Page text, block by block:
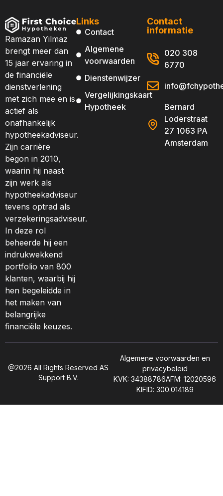
Ramazan Yilmaz
brengt meer dan
15 jaar ervaring in
de financiële
dienstverlening
met zich mee en is
actief als
onafhankelijk
hypotheekadviseur.
Zijn carrière
begon in 2010,
waarin hij naast
zijn werk als
hypotheekadviseur
tevens optrad als
verzekeringsadviseur.
In deze rol
beheerde hij een
indrukwekkend
portfolio van 800
klanten, waarbij hij
hen begeleidde in
het maken van
belangrijke
financiële keuzes.
Links
Contact
Algemene
voorwaarden
Dienstenwijzer
Vergelijkingskaart
Hypotheek
Contact
informatie
020 308
6770
Bernard
Loderstraat
27 1063 PA
Amsterdam
@2026 All Rights Reserved AS
Support B.V.
Algemene voorwaarden en
privacybeleid
KVK: 34388786AFM: 12020596
KIFID: 300.014189